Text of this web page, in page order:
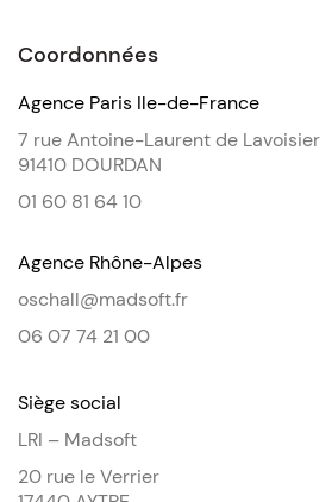
Coordonnées
Agence Paris Ile-de-France
7 rue Antoine-Laurent de Lavoisier
91410 DOURDAN
01 60 81 64 10
Agence Rhône-Alpes
oschall@madsoft.fr
06 07 74 21 00
Siège social
LRI – Madsoft
20 rue le Verrier